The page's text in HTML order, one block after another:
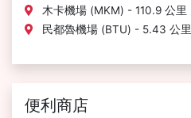
木卡機場 (MKM) - 110.9 公里
民都魯機場 (BTU) - 5.43 公里
便利商店